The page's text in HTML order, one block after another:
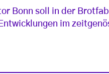
Bonn soll in der
im